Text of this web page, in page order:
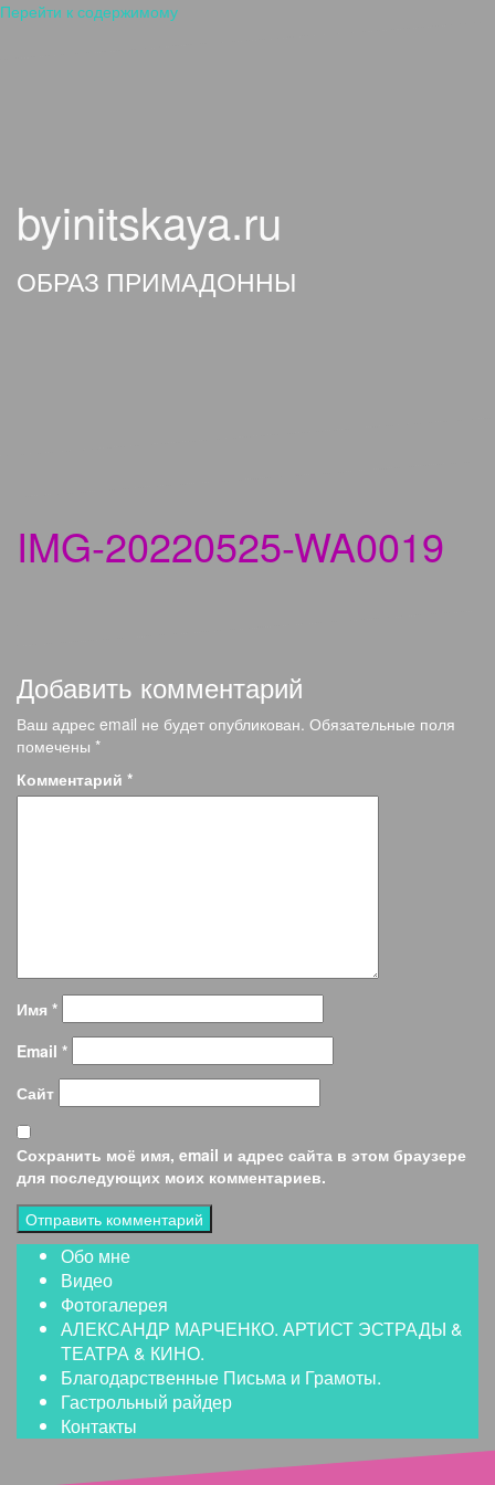
Перейти к содержимому
byinitskaya.ru
ОБРАЗ ПРИМАДОННЫ
IMG-20220525-WA0019
Добавить комментарий
Ваш адрес email не будет опубликован. Обязательные поля
помечены *
Комментарий *
Имя *
Email *
Сайт
Сохранить моё имя, email и адрес сайта в этом браузере
для последующих моих комментариев.
Обо мне
Видео
Фотогалерея
АЛЕКСАНДР МАРЧЕНКО. АРТИСТ ЭСТРАДЫ &
ТЕАТРА & КИНО.
Благодарственные Письма и Грамоты.
Гастрольный райдер
Контакты